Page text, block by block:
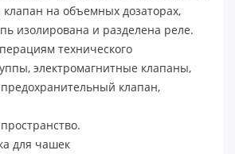
на объемных дозаторах,
изолирована и разделена реле.
технического
электромагнитные клапаны,
клапан,
для чашек